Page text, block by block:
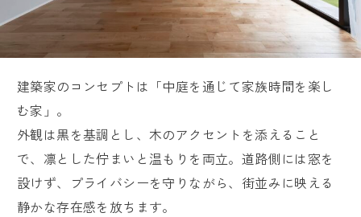
建築家のコンセプトは「中庭を通じて家族時間を楽し
む家」。
外観は黒を基調とし、木のアクセントを添えること
で、凛とした佇まいと温もりを両立。道路側には窓を
設けず、プライバシーを守りながら、街並みに映える
静かな存在感を放ちます。